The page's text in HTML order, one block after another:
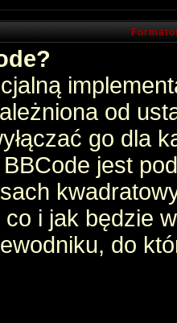
od
go dla
BBCode jest
i jak będzie
do